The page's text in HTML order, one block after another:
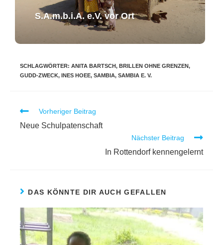
S.A.m.b.i.A. e.V. ​vor Ort​​
SCHLAGWÖRTER: ANITA BARTSCH, BRILLEN OHNE GRENZEN,
GUDD-ZWECK, INES HOEE, SAMBIA, SAMBIA E. V.
Vorheriger Beitrag
Neue Schulpatenschaft
Nächster Beitrag
In Rottendorf kennengelernt
DAS KÖNNTE DIR AUCH GEFALLEN